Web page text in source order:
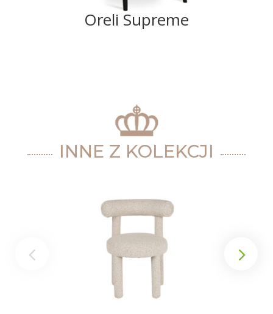
Oreli Supreme
INNE Z KOLEKCJI